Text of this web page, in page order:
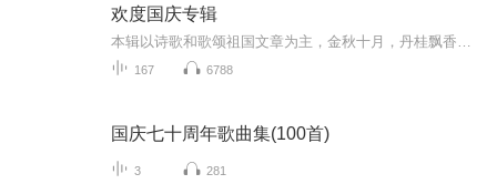
欢度国庆专辑
167 6788
国庆七十周年歌曲集(100首)
3 281